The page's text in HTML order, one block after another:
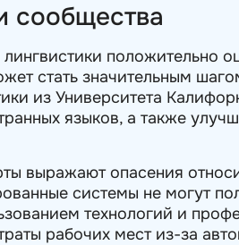
сообщества
положительно
стать значительным
из Университета
языков, а также
выражают опасения
системы не могут
технологий и
рабочих мест из-за